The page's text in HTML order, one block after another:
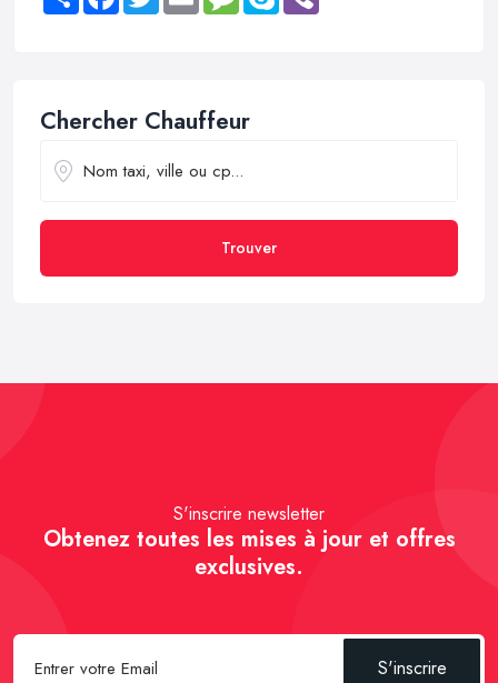
Chercher Chauffeur
Trouver
S'inscrire newsletter
Obtenez toutes les mises à jour et offres
exclusives.
S'inscrire